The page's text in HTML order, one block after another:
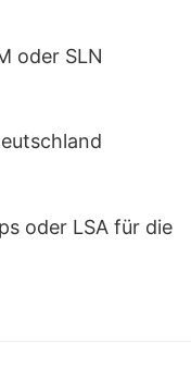
oder SLN
oder LSA für die